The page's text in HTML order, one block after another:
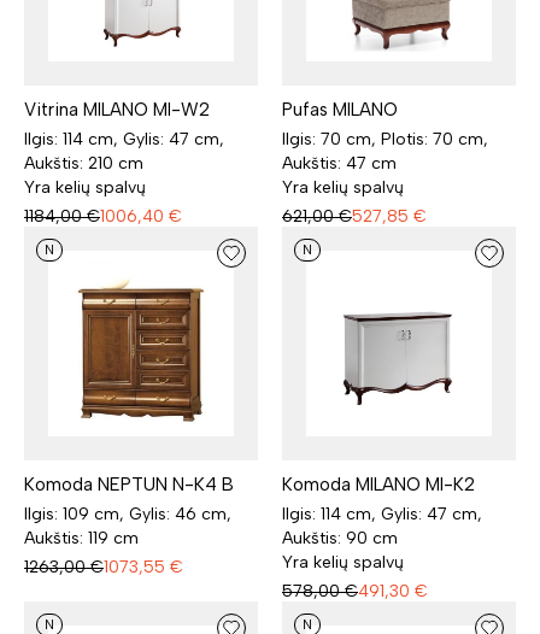
Vitrina MILANO MI-W2
Ilgis: 114 cm, Gylis: 47 cm,
Aukštis: 210 cm
Yra kelių spalvų
1184,00 €1006,40 €
Pufas MILANO
Ilgis: 70 cm, Plotis: 70 cm,
Aukštis: 47 cm
Yra kelių spalvų
621,00 €527,85 €
N
Komoda NEPTUN N-K4 B
Ilgis: 109 cm, Gylis: 46 cm,
Aukštis: 119 cm
1263,00 €1073,55 €
N
Komoda MILANO MI-K2
Ilgis: 114 cm, Gylis: 47 cm,
Aukštis: 90 cm
Yra kelių spalvų
578,00 €491,30 €
N N